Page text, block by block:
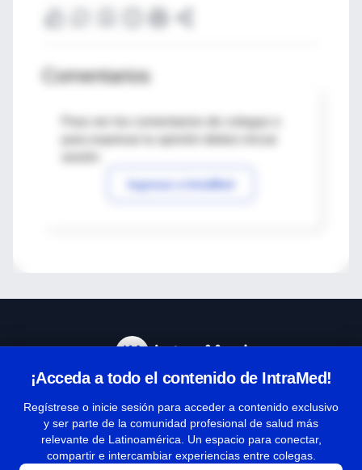
Comentarios
Para ver los comentarios de colegas o
Ingresar a IntraMed
¡Acceda a todo el contenido de IntraMed!
Regístrese o inicie sesión para acceder a contenido exclusivo
y ser parte de la comunidad profesional de salud más
relevante de Latinoamérica. Un espacio para conectar,
compartir e intercambiar experiencias entre colegas.
Términos y condiciones
| Políticas de privacidad